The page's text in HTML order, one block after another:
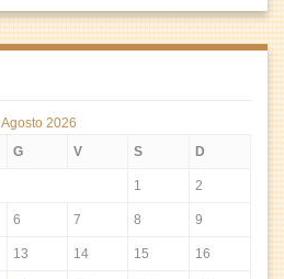
Agosto 2026
G V S D
1 2
6 7 8 9
13 14 15 16